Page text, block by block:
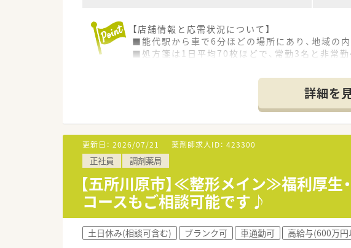
【店舗情報と応需状況について】
■能代駅から車で6分ほどの場所にあり、地域の
■処方箋は1日平均70枚ほどで、常勤3名と非常
■在宅業務やかかりつけ薬剤師の育成に注力し
■管理栄養士による栄養指導も実施しており、
■大手チェーンではないからことのアットホーム
【想定される業務内容】
■基本的な調剤業務に加えて、患者様への正確な
■処方箋の監査体制も整っており、チームでダブ
■内科系の処方が中心となるため、幅広い疾患
詳細を
更新日： 2026/07/21 薬剤師求人ID： 423300
正社員 調剤薬局
【五所川原市】≪整形メイン≫福利厚生
コースもご相談可能です♪
土日休み(相談可含む) ブランク可 車通勤可 高給与(600万円